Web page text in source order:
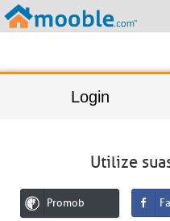
Login
Utilize
Promob